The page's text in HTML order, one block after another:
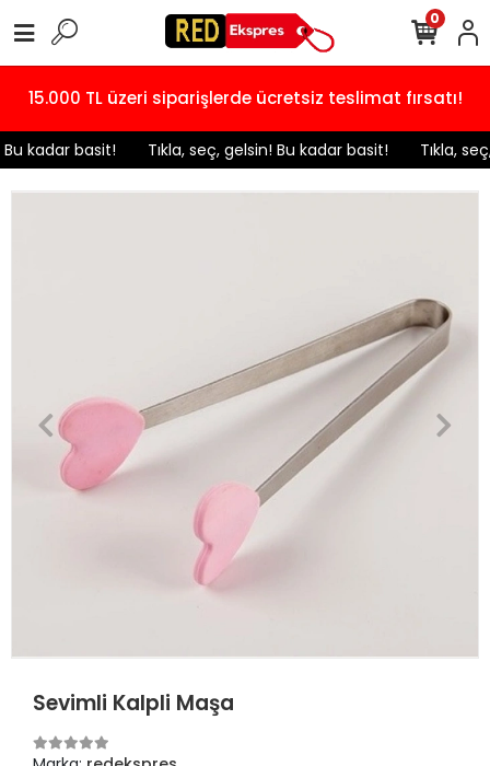
15.000 TL üzeri siparişlerde ücretsiz teslimat fırsatı!
kadar basit! ️ Tıkla, seç, gelsin! Bu kadar basit! Tıkla,
0
Sevimli Kalpli Maşa